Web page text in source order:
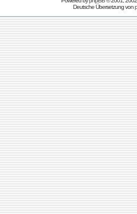
Deutsche Übersetzung von